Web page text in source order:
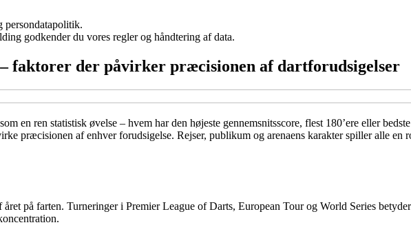
persondatapolitik.
godkender du vores regler og håndtering af data.
faktorer der påvirker præcisionen af dartforudsigelser
en ren statistisk øvelse – hvem har den højeste gennemsnitsscore, flest 180’ere eller
præcisionen af enhver forudsigelse. Rejser, publikum og arenaens karakter spiller alle
på farten. Turneringer i Premier League of Darts, European Tour og World Series